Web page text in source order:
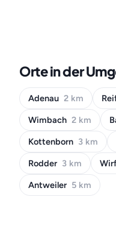
Orte in der
Adenau 2 km
Wimbach 2 km
Kottenborn 3 km
Rodder 3 km
Antweiler 5 km